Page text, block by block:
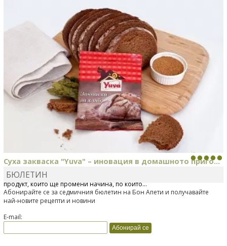
Суха закваска "Yuva" – иновация в домашното приго...
Отскоро Лесафр България стартира предлагането на изцяло нов
продукт, който ще промени начина, по който...
БЮЛЕТИН
Абонирайте се за седмичния бюлетин на Бон Апети и получавайте
най-новите рецепти и новини
E-mail: